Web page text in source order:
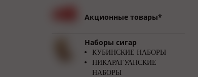
Акционные товары*
Наборы сигар
КУБИНСКИЕ НАБОРЫ
НИКАРАГУАНСКИЕ
НАБОРЫ